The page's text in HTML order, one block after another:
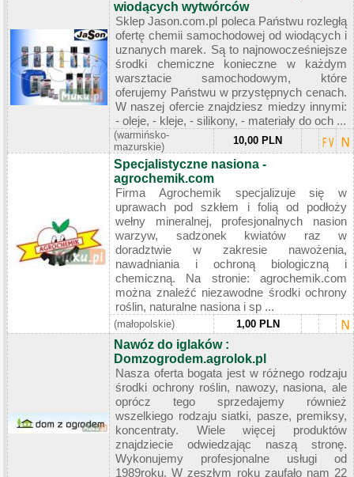
wiodących wytwórców
Sklep Jason.com.pl poleca Państwu rozległą
ofertę chemii samochodowej od wiodących i
uznanych marek. Są to najnowocześniejsze
środki chemiczne konieczne w każdym
warsztacie samochodowym, które
oferujemy Państwu w przystępnych cenach.
W naszej ofercie znajdziesz miedzy innymi:
- oleje, - kleje, - silikony, - materiały do och ...
(warmińsko-
mazurskie)
10,00 PLN
Specjalistyczne nasiona -
agrochemik.com
Firma Agrochemik specjalizuje się w
uprawach pod szkłem i folią od podłoży
wełny mineralnej, profesjonalnych nasion
warzyw, sadzonek kwiatów raz w
doradztwie w zakresie nawożenia,
nawadniania i ochroną biologiczną i
chemiczną. Na stronie: agrochemik.com
można znaleźć niezawodne środki ochrony
roślin, naturalne nasiona i sp ...
(małopolskie) 1,00 PLN
Nawóz do iglaków :
Domzogrodem.agrolok.pl
Nasza oferta bogata jest w różnego rodzaju
środki ochrony roślin, nawozy, nasiona, ale
oprócz tego sprzedajemy również
wszelkiego rodzaju siatki, pasze, premiksy,
koncentraty. Wiele więcej produktów
znajdziecie odwiedzając naszą stronę.
Wykonujemy profesjonalne usługi od
1989roku. W zeszłym roku zaufało nam 22